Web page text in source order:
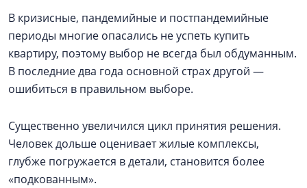
В кризисные, пандемийные и постпандемийные
периоды многие опасались не успеть купить
квартиру, поэтому выбор не всегда был обдуманным.
В последние два года основной страх другой —
ошибиться в правильном выборе.
Существенно увеличился цикл принятия решения.
Человек дольше оценивает жилые комплексы,
глубже погружается в детали, становится более
«подкованным».